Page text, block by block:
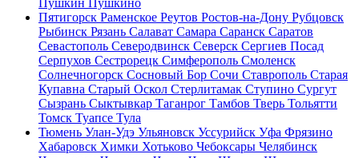
Пушкин Пушкино
Пятигорск Раменское Реутов Ростов-на-Дону Рубцовск
Рыбинск Рязань Салават Самара Саранск Саратов
Севастополь Северодвинск Северск Сергиев Посад
Серпухов Сестрорецк Симферополь Смоленск
Солнечногорск Сосновый Бор Сочи Ставрополь Старая
Купавна Старый Оскол Стерлитамак Ступино Сургут
Сызрань Сыктывкар Таганрог Тамбов Тверь Тольятти
Томск Туапсе Тула
Тюмень Улан-Удэ Ульяновск Уссурийск Уфа Фрязино
Хабаровск Химки Хотьково Чебоксары Челябинск